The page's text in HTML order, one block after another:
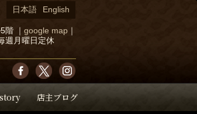
店主ブログ
階
google map
週月曜日定休
日本語 English